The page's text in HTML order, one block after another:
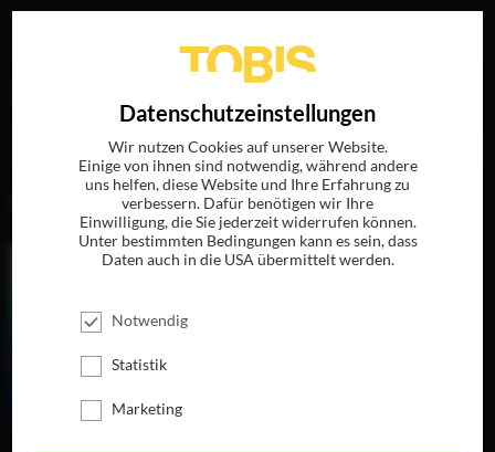
„Laura Wendlandt“
Datenschutzeinstellungen
Wir nutzen Cookies auf unserer Website.
Einige von ihnen sind notwendig, während andere
uns helfen, diese Website und Ihre Erfahrung zu
verbessern. Dafür benötigen wir Ihre
Einwilligung, die Sie jederzeit widerrufen können.
Unter bestimmten Bedingungen kann es sein, dass
Daten auch in die USA übermittelt werden.
Notwendig
Statistik
Marketing